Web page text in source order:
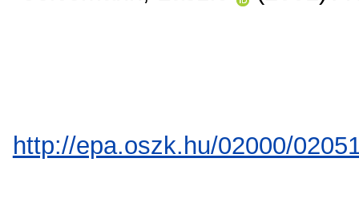
http://epa.oszk.hu/02000/